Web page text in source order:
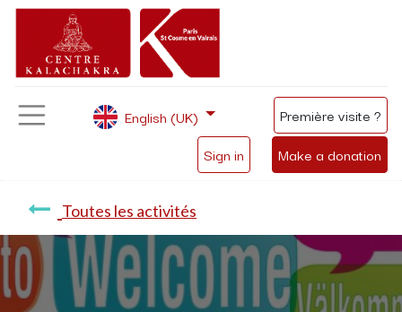
Sign in Make a donation
English (UK) Première visite ?
Toutes les activités